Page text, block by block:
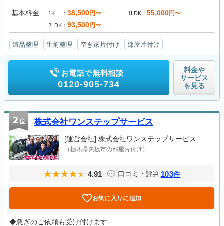
基本料金 1K 38,500円〜 1LDK 55,000円〜
2LDK 93,500円〜
遺品整理 生前整理 空き家片付け 部屋片付け
お電話で無料相談
0120-905-734
料金や
サービス
を見る
2位 株式会社ワンステップサービス
[運営会社] 株式会社ワンステップサービス
（栃木県矢板市の部屋片付け）
4.91 口コミ・評判 103件
お気に入りに追加
◆急ぎのご依頼も受け付けます